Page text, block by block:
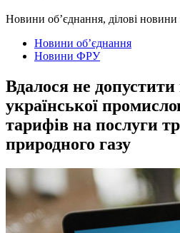
Новини об’єднання, ділові новини
Новини об’єднання
Новини ФРУ
Вдалося не
української
тарифів на послуги
природного газу